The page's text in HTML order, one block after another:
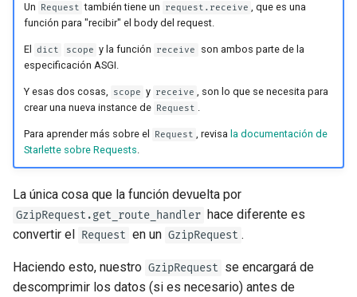
Un Request también tiene un request.receive , que es una
función para "recibir" el body del request.
El dict scope y la función receive
son ambos parte de la
especificación ASGI.
Y esas dos cosas, scope y receive , son lo que se necesita para
crear una nueva instance de
Request .
Para aprender más sobre el Request , revisa la documentación de
Starlette sobre Requests
La única cosa que la función devuelta por
GzipRequest.get_route_handler hace diferente es
convertir el
Request en un GzipRequest .
Haciendo esto, nuestro GzipRequest se encargará de
descomprimir los datos (si es necesario) antes de